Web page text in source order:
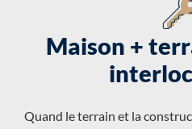
Maison +
Quand le terrain et la